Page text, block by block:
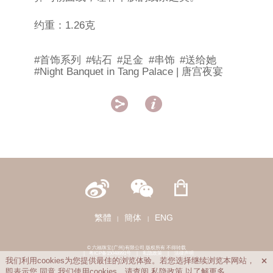
约重：1.26克
#首饰系列 #钻石 #足金 #串饰 #送给她
#Night Banquet in Tang Palace | 唐宫夜宴
 
繁體 簡体 ENG
© 六福珠宝(广州)有限公司 版权所有 不得转载
|
粤ICP备15048991号 | 私隐政策 | 法律声明
我们利用cookies为您提供最佳的浏览体验。若您选择继续浏览本网站，
